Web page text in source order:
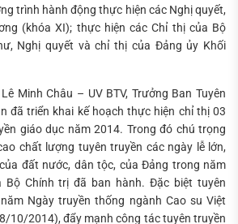
trình hành động thực hiện các Nghị quyết,
(khóa XI); thực hiện các Chỉ thị của Bộ
Nghị quyết và chỉ thị của Đảng ủy Khối
Minh Châu – UV BTV, Trưởng Ban Tuyên
đã triển khai kế hoạch thực hiện chỉ thị 03
giáo dục năm 2014. Trong đó chú trọng
chất lượng tuyên truyền các ngày lễ lớn,
đất nước, dân tộc, của Đảng trong năm
Bộ Chính trị đã ban hành. Đặc biệt tuyên
Ngày truyền thống ngành Cao su Việt
10/2014), đẩy mạnh công tác tuyên truyền